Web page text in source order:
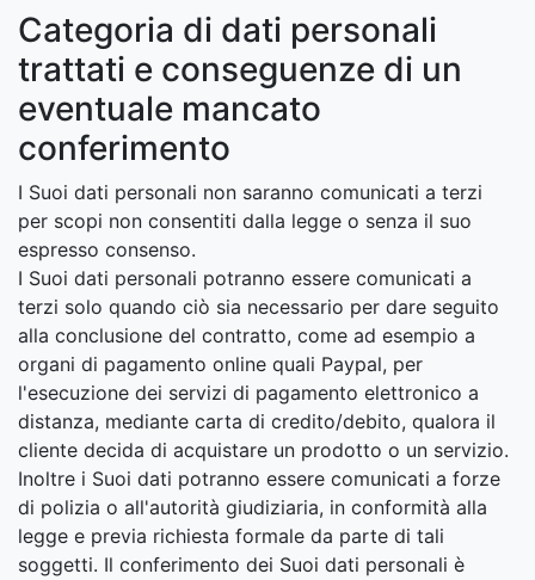
Categoria di dati personali
trattati e conseguenze di un
eventuale mancato
conferimento
I Suoi dati personali non saranno comunicati a terzi
per scopi non consentiti dalla legge o senza il suo
espresso consenso.
I Suoi dati personali potranno essere comunicati a
terzi solo quando ciò sia necessario per dare seguito
alla conclusione del contratto, come ad esempio a
organi di pagamento online quali Paypal, per
l'esecuzione dei servizi di pagamento elettronico a
distanza, mediante carta di credito/debito, qualora il
cliente decida di acquistare un prodotto o un servizio.
Inoltre i Suoi dati potranno essere comunicati a forze
di polizia o all'autorità giudiziaria, in conformità alla
legge e previa richiesta formale da parte di tali
soggetti. Il conferimento dei Suoi dati personali è